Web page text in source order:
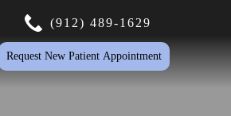
(912) 489-1629
Request New Patient Appointment